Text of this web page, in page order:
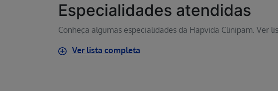
Especialidades atendidas
Conheça algumas especialidades da Hapvida Clinipam. Ver
Ver lista completa